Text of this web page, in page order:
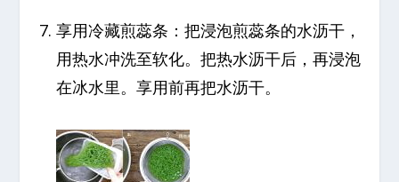
享用冷藏煎蕊条：把浸泡煎蕊条的水沥干，
用热水冲洗至软化。把热水沥干后，再浸泡
在冰水里。享用前再把水沥干。